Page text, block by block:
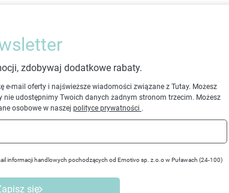
zdobywaj dodatkowe rabaty.
e-mail oferty i najświeższe wiadomości związane z Tutay. Możesz
udostępnimy Twoich danych żadnym stronom trzecim. Możesz
osobowe w naszej polityce prywatności .
informacji handlowych pochodzących od Emotivo sp. z.o.o w Puławach (24-100)
się